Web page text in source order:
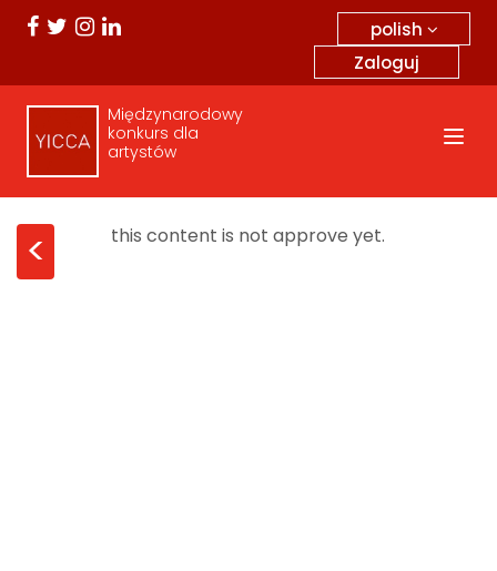
polish
Zaloguj
Międzynarodowy
konkurs dla
artystów
< this content is not approve yet.